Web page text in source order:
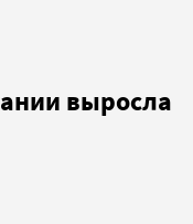
выросла